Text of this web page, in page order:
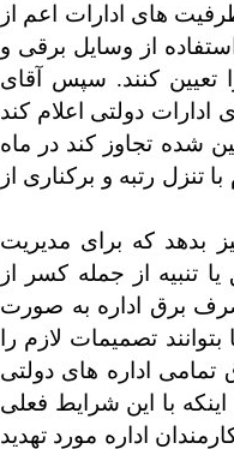
های ادارات اعم از
از وسایل برقی و
کنند. سپس آقای
دولتی اعلام کند
شده تجاوز کند در ماه
رتبه و برکناری از
بدهد که برای مدیریت
تنبیه از جمله کسر از
برق اداره به صورت
تصمیمات لازم را
تمامی اداره های دولتی
با این شرایط فعلی
اداره مورد تهدید